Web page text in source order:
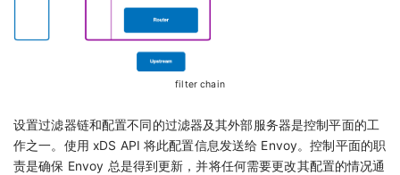
filter chain
设置过滤器链和配置不同的过滤器及其外部服务器是控制平面的工
作之一。使用 xDS API 将此配置信息发送给 Envoy。控制平面的职
责是确保 Envoy 总是得到更新，并将任何需要更改其配置的情况通